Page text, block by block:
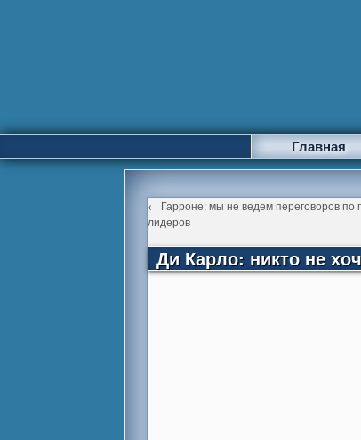
Главная
← Гарроне: мы не ведем переговоров по
лидеров
Ди Карло: никто не